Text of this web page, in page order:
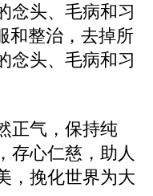
念头、毛病和习
和整治，去掉所
念头、毛病和习
正气，保持纯
存心仁慈，助人
，挽化世界为大